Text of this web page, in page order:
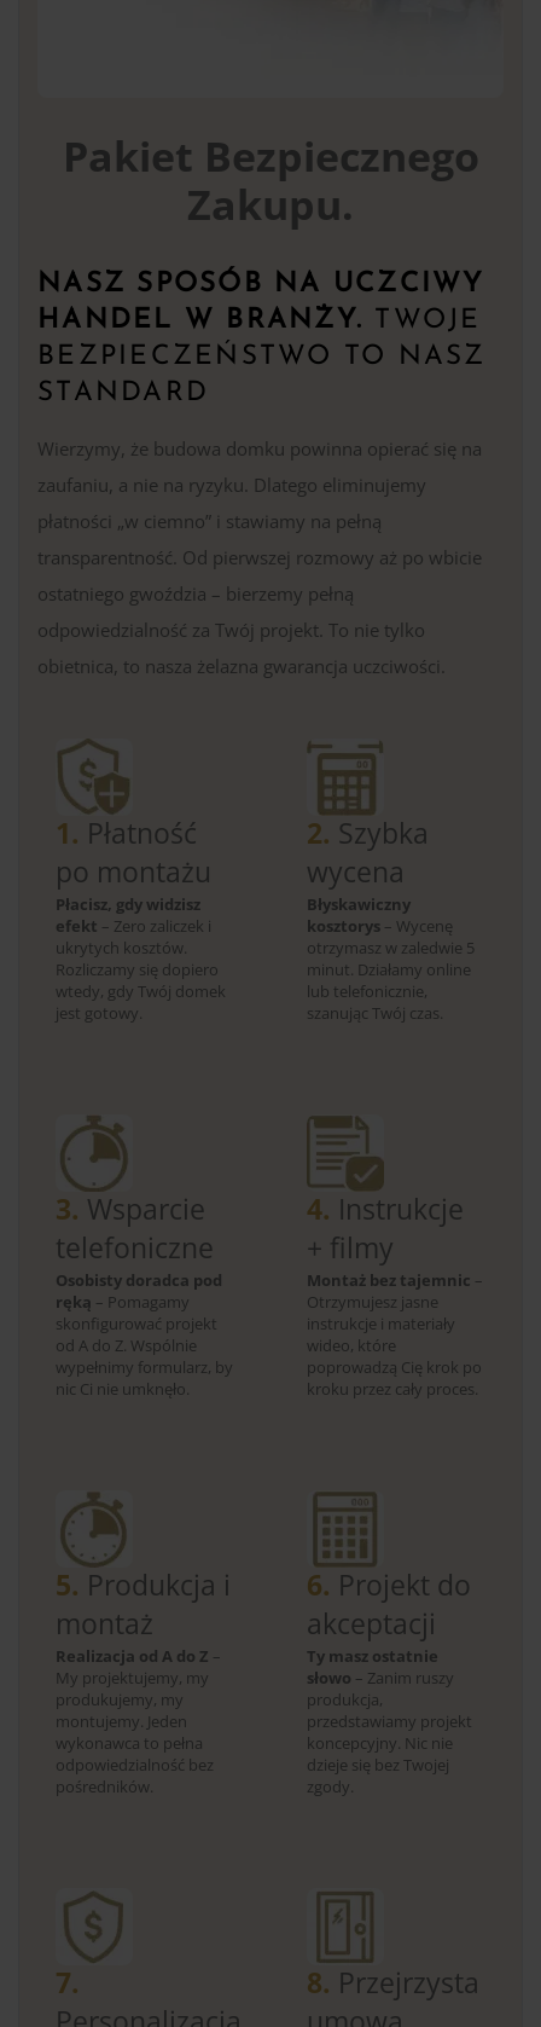
Pakiet Bezpiecznego
Zakupu.
NASZ SPOSÓB NA UCZCIWY
HANDEL W BRANŻY.
TWOJE
BEZPIECZEŃSTWO TO NASZ
STANDARD
Wierzymy, że budowa domku powinna opierać się na
zaufaniu, a nie na ryzyku. Dlatego eliminujemy
płatności „w ciemno” i stawiamy na pełną
transparentność. Od pierwszej rozmowy aż po wbicie
ostatniego gwoździa – bierzemy pełną
odpowiedzialność za Twój projekt. To nie tylko
obietnica, to nasza żelazna gwarancja uczciwości.
1. Płatność
po montażu
Płacisz, gdy widzisz
efekt – Zero zaliczek i
ukrytych kosztów.
Rozliczamy się dopiero
wtedy, gdy Twój domek
jest gotowy.
2. Szybka
wycena
Błyskawiczny
kosztorys – Wycenę
otrzymasz w zaledwie 5
minut. Działamy online
lub telefonicznie,
szanując Twój czas.
3. Wsparcie
telefoniczne
Osobisty doradca pod
ręką – Pomagamy
skonfigurować projekt
od A do Z. Wspólnie
wypełnimy formularz, by
nic Ci nie umknęło.
4. Instrukcje
+ filmy
Montaż bez tajemnic –
Otrzymujesz jasne
instrukcje i materiały
wideo, które
poprowadzą Cię krok po
kroku przez cały proces.
5. Produkcja i
montaż
Realizacja od A do Z –
My projektujemy, my
produkujemy, my
montujemy. Jeden
wykonawca to pełna
odpowiedzialność bez
pośredników.
6. Projekt do
akceptacji
Ty masz ostatnie
słowo – Zanim ruszy
produkcja,
przedstawiamy projekt
koncepcyjny. Nic nie
dzieje się bez Twojej
zgody.
7.
8. Przejrzysta